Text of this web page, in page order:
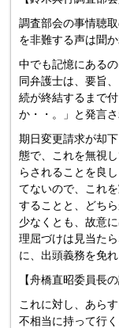
調査部会の事情聴
を非難する声は聞
中でも記憶にある
同弁護士は、要旨
続が終結するまで
か・・。」と発言さ
期日変更請求が却
態で、これを無視
らされることを良
てないので、これ
することと、どちら
少なくとも、故意
理屈づけは見当た
に、出頭義務を免
【舟橋直昭委員長の
これに対し、あら
不相当に持って行